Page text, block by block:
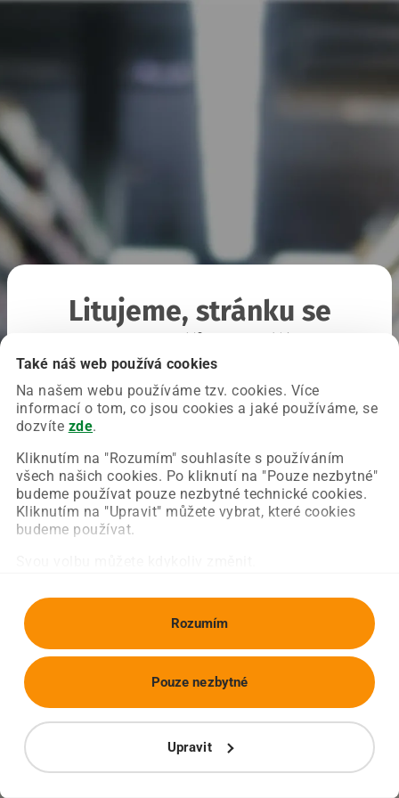
Také náš web používá cookies
Na našem webu používáme tzv. cookies. Více
informací o tom, co jsou cookies a jaké používáme, se
dozvíte zde.
Kliknutím na "Rozumím" souhlasíte s používáním
všech našich cookies. Po kliknutí na "Pouze nezbytné"
budeme používat pouze nezbytné technické cookies.
Kliknutím na "Upravit" můžete vybrat, které cookies
budeme používat.
Rozumím
Upravit
Pouze nezbytné
Litujeme, stránku se
Chyba nastala na naší straně a už ji opravujeme.
Zkuste prosím znovu načíst požadovanou stránku.
Obnovit stránku Úvodní strana